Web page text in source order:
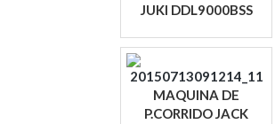
JUKI DDL9000BSS
MAQUINA DE
P.CORRIDO JACK